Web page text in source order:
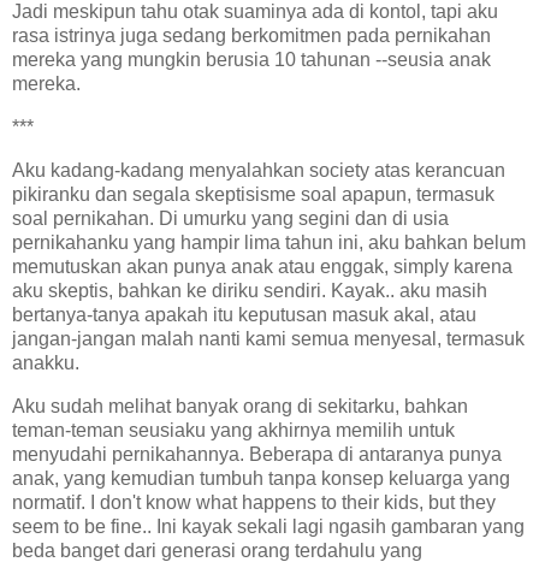
Jadi meskipun tahu otak suaminya ada di kontol, tapi aku
rasa istrinya juga sedang berkomitmen pada pernikahan
mereka yang mungkin berusia 10 tahunan --seusia anak
mereka.
***
Aku kadang-kadang menyalahkan society atas kerancuan
pikiranku dan segala skeptisisme soal apapun, termasuk
soal pernikahan. Di umurku yang segini dan di usia
pernikahanku yang hampir lima tahun ini, aku bahkan belum
memutuskan akan punya anak atau enggak, simply karena
aku skeptis, bahkan ke diriku sendiri. Kayak.. aku masih
bertanya-tanya apakah itu keputusan masuk akal, atau
jangan-jangan malah nanti kami semua menyesal, termasuk
anakku.
Aku sudah melihat banyak orang di sekitarku, bahkan
teman-teman seusiaku yang akhirnya memilih untuk
menyudahi pernikahannya. Beberapa di antaranya punya
anak, yang kemudian tumbuh tanpa konsep keluarga yang
normatif. I don't know what happens to their kids, but they
seem to be fine.. Ini kayak sekali lagi ngasih gambaran yang
beda banget dari generasi orang terdahulu yang